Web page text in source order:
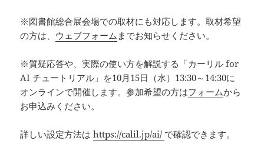
※図書館総合展会場での取材にも対応します。取材希望
の方は、 ウェブフォーム までお知らせください。
※質疑応答や、実際の使い方を解説する「カーリル for
AI チュートリアル」を10月15日（水）13:30～14:30に
オンラインで開催します。参加希望の方はフォームから
お申込みください。
詳しい設定方法はhttps://calil.jp/ai/ で確認できます。